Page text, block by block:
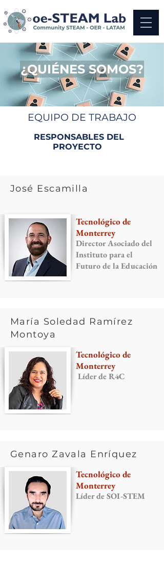
¿QUIÉNES SOMOS?
EQUIPO DE TRABAJO
RESPONSABLES DEL
PROYECTO
José Escamilla
Tecnológico de
Monterrey
Director Asociado del
Instituto para el
Futuro de la Educación
María Soledad Ramírez
Montoya
Tecnológico de
Monterrey
Líder de R4C
Genaro Zavala Enríquez
Tecnológico de
Monterrey
Líder de SOI-STEM